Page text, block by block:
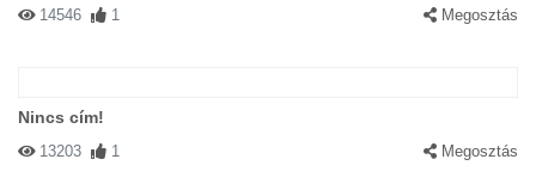
14546 1 Megosztás
Nincs cím!
13203 1 Megosztás